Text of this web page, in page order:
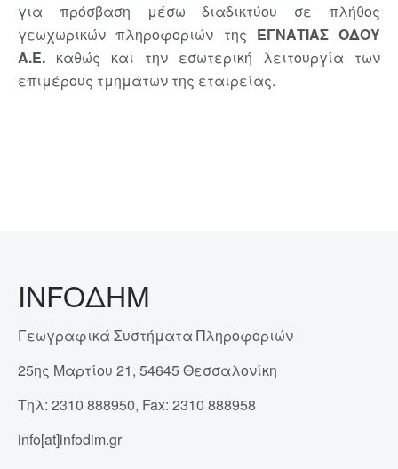
για πρόσβαση μέσω διαδικτύου σε πλήθος
γεωχωρικών πληροφοριών της ΕΓΝΑΤΙΑΣ ΟΔΟΥ
Α.Ε. καθώς και την εσωτερική λειτουργία των
επιμέρους τμημάτων της εταιρείας.
INFOΔΗΜ
Γεωγραφικά Συστήματα Πληροφοριών
25ης Μαρτίου 21, 54645 Θεσσαλονίκη
Τηλ: 2310 888950, Fax: 2310 888958
info[at]infodim.gr